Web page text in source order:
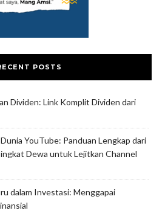
POSTS
Dividen: Link Komplit Dividen dari
YouTube: Panduan Lengkap dari
Dewa untuk Lejitkan Channel
dalam Investasi: Menggapai